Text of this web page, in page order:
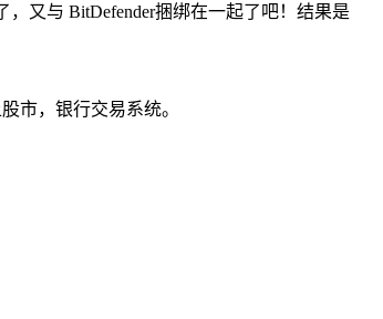
又与 BitDefender捆绑在一起了吧！结果是
市，银行交易系统。